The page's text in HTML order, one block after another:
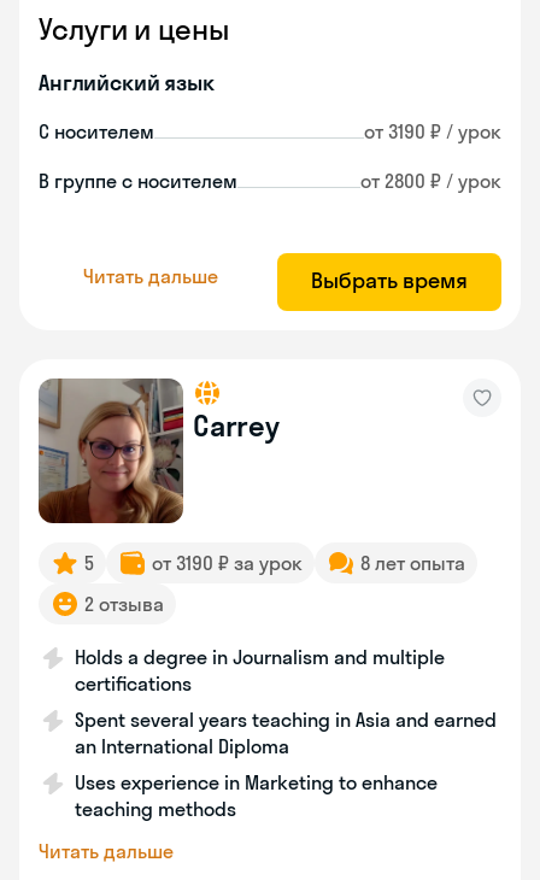
Услуги и цены
Английский язык
С носителем от 3190 ₽ / урок
В группе с носителем от 2800 ₽ / урок
Читать дальше Выбрать время
Carrey
5 от 3190 ₽ за урок
8 лет опыта
2 отзыва
Holds a degree in Journalism and multiple
certifications
Spent several years teaching in Asia and earned
an International Diploma
Uses experience in Marketing to enhance
teaching methods
Читать дальше